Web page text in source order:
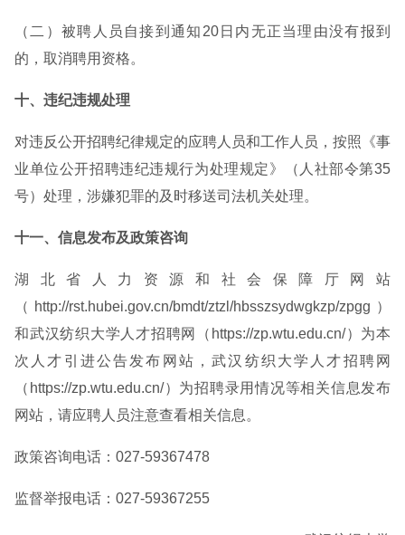
（二）被聘人员自接到通知20日内无正当理由没有报到
的，取消聘用资格。
十、违纪违规处理
对违反公开招聘纪律规定的应聘人员和工作人员，按照《事
业单位公开招聘违纪违规行为处理规定》（人社部令第35
号）处理，涉嫌犯罪的及时移送司法机关处理。
十一、信息发布及政策咨询
湖 北 省 人 力 资 源 和 社 会 保 障 厅 网 站
（http://rst.hubei.gov.cn/bmdt/ztzl/hbsszsydwgkzp/zpgg）
和武汉纺织大学人才招聘网（https://zp.wtu.edu.cn/）为本
次人才引进公告发布网站，武汉纺织大学人才招聘网
（https://zp.wtu.edu.cn/）为招聘录用情况等相关信息发布
网站，请应聘人员注意查看相关信息。
政策咨询电话：027-59367478
监督举报电话：027-59367255